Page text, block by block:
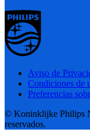
Aviso de
Condiciones de
Preferencias
© Koninklijke Philips
reservados.